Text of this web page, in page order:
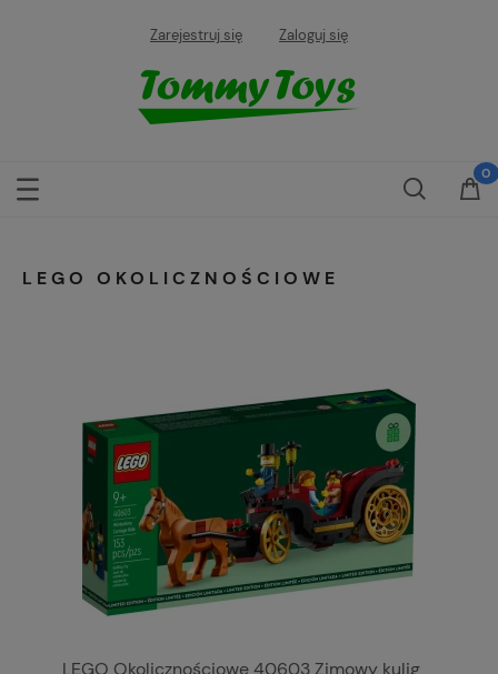
Zarejestruj się Zaloguj się
LEGO OKOLICZNOŚCIOWE
LEGO Okolicznościowe 40603 Zimowy kulig